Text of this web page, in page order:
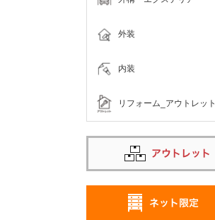
リフォーム_アウトレット
外装
内装